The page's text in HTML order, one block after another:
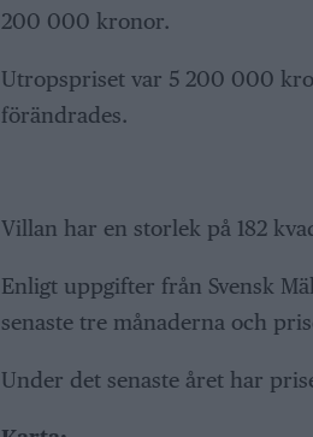
200 000 kronor.
Utropspriset var 5 200 000
förändrades.
Villan har en storlek på 182
Enligt uppgifter från Svensk
senaste tre månaderna och
Under det senaste året har